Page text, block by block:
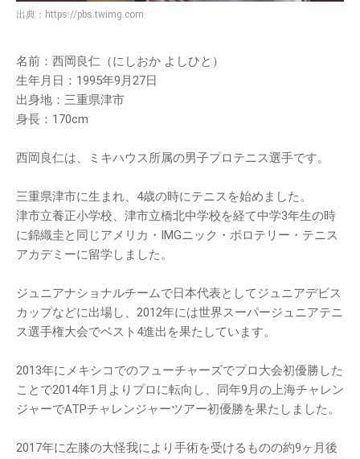
出典： https://pbs.twimg.com
名前：西岡良仁（にしおか よしひと）
生年月日：1995年9月27日
出身地：三重県津市
身長：170cm
西岡良仁は、ミキハウス所属の男子プロテニス選手です。
三重県津市に生まれ、4歳の時にテニスを始めました。
津市立養正小学校、津市立橋北中学校を経て中学3年生の時
に錦織圭と同じアメリカ・IMGニック・ボロテリー・テニス
アカデミーに留学しました。
ジュニアナショナルチームで日本代表としてジュニアデビス
カップなどに出場し、2012年には世界スーパージュニアテニ
ス選手権大会でベスト4進出を果たしています。
2013年にメキシコでのフューチャーズでプロ大会初優勝した
ことで2014年1月よりプロに転向し、同年9月の上海チャレン
ジャーでATPチャレンジャーツアー初優勝を果たしました。
2017年に左膝の大怪我により手術を受けるものの約9ヶ月後